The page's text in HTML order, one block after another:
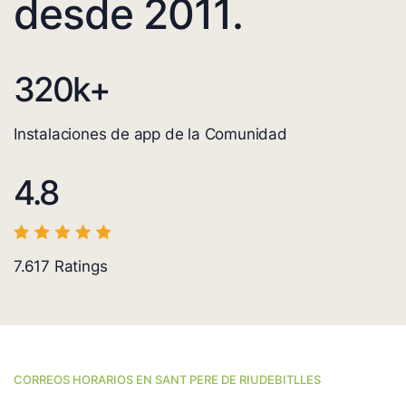
desde 2011.
320k+
Instalaciones de app de la Comunidad
4.8
7.617 Ratings
CORREOS HORARIOS EN SANT PERE DE RIUDEBITLLES